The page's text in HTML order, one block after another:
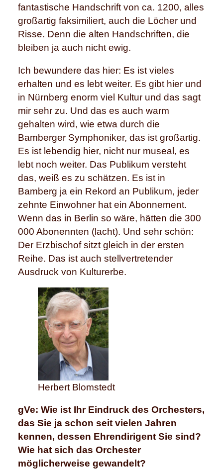
fantastische Handschrift von ca. 1200, alles
großartig faksimiliert, auch die Löcher und
Risse. Denn die alten Handschriften, die
bleiben ja auch nicht ewig.
Ich bewundere das hier: Es ist vieles
erhalten und es lebt weiter. Es gibt hier und
in Nürnberg enorm viel Kultur und das sagt
mir sehr zu. Und das es auch warm
gehalten wird, wie etwa durch die
Bamberger Symphoniker, das ist großartig.
Es ist lebendig hier, nicht nur museal, es
lebt noch weiter. Das Publikum versteht
das, weiß es zu schätzen. Es ist in
Bamberg ja ein Rekord an Publikum, jeder
zehnte Einwohner hat ein Abonnement.
Wenn das in Berlin so wäre, hätten die 300
000 Abonennten (lacht). Und sehr schön:
Der Erzbischof sitzt gleich in der ersten
Reihe. Das ist auch stellvertretender
Ausdruck von Kulturerbe.
Herbert Blomstedt
gVe: Wie ist Ihr Eindruck des Orchesters,
das Sie ja schon seit vielen Jahren
kennen, dessen Ehrendirigent Sie sind?
Wie hat sich das Orchester
möglicherweise gewandelt?